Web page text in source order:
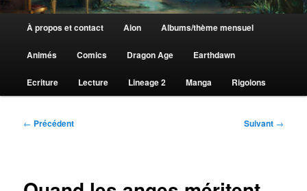
principal
À propos et contact Aion Albums/thème mensuel
Animés Comics Dragon Age Earthdawn
Ecriture Lecture Lineage 2 Manga Rigolons
Navigation
← Précédent Suivant →